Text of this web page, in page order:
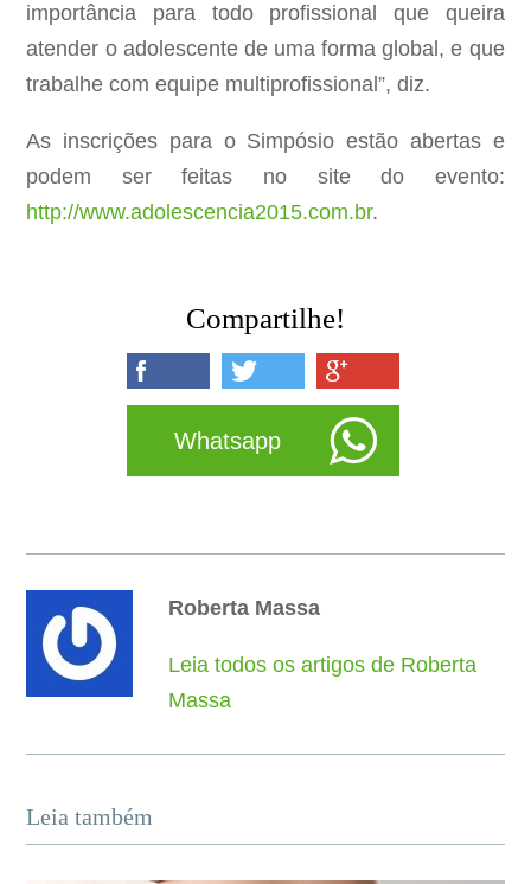
importância para todo profissional que queira
atender o adolescente de uma forma global, e que
trabalhe com equipe multiprofissional”, diz.
As inscrições para o Simpósio estão abertas e
podem ser feitas no site do evento:
http://www.adolescencia2015.com.br.
Compartilhe!
Whatsapp
Roberta Massa
Leia todos os artigos de Roberta
Massa
Leia também